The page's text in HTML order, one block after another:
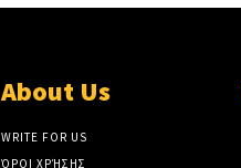
About Us
WRITE FOR US
ΌΡΟΙ ΧΡΉΣΗΣ